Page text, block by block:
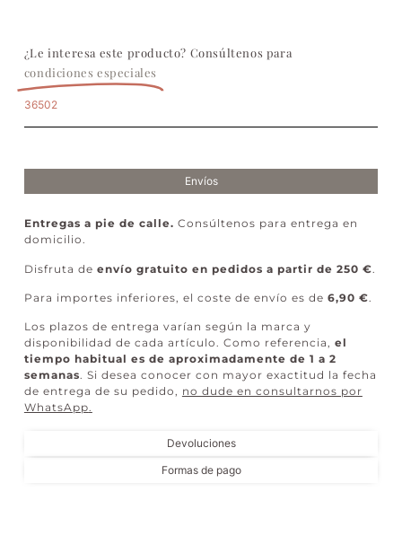
¿Le interesa este producto? Consúltenos para
condiciones especiales
36502
Envíos
Devoluciones
Formas de pago
Entregas a pie de calle. Consúltenos para entrega en
domicilio.
Disfruta de envío gratuito en pedidos a partir de 250 €
Para importes inferiores, el coste de envío es de 6,90 €.
Los plazos de entrega varían según la marca y
disponibilidad de cada artículo. Como referencia, el
tiempo habitual es de aproximadamente de 1 a 2
semanas. Si desea conocer con mayor exactitud la fecha
de entrega de su pedido, no dude en consultarnos por
WhatsApp.